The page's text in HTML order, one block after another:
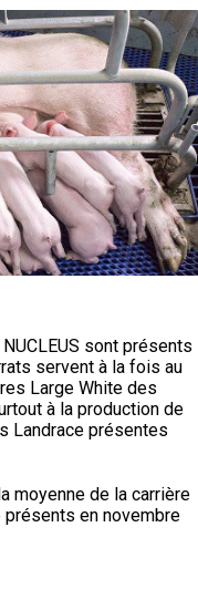
sont présents
servent à la fois au
Large White des
à la production de
Landrace présentes
moyenne de la carrière
en novembre